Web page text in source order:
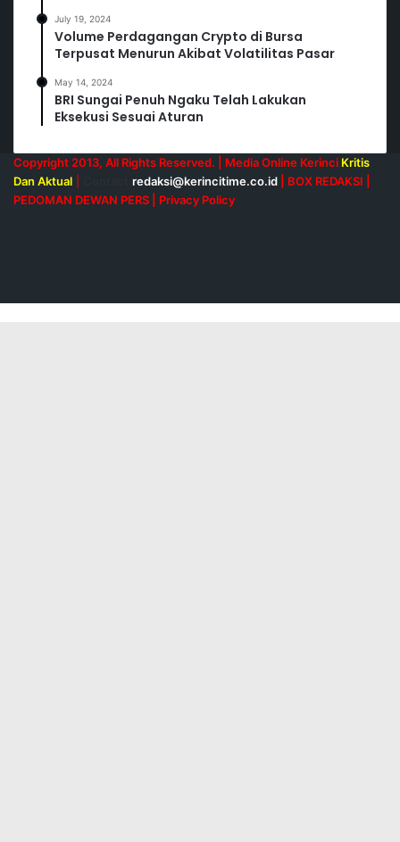
July 19, 2024
Volume Perdagangan Crypto di Bursa
Terpusat Menurun Akibat Volatilitas Pasar
May 14, 2024
BRI Sungai Penuh Ngaku Telah Lakukan
Eksekusi Sesuai Aturan
Copyright 2013, All Rights Reserved. | Media Online Kerinci Kritis
Dan Aktual
redaksi@kerincitime.co.id BOX REDAKSI
PEDOMAN DEWAN PERS
Privacy Policy